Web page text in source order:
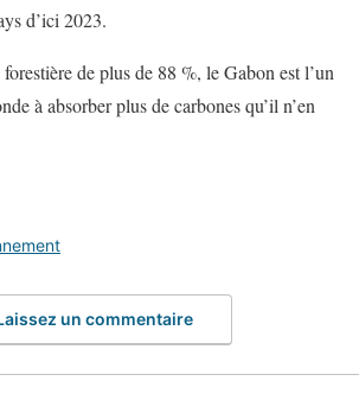
d’ici 2023.
de plus de 88 %, le Gabon est l’un
à absorber plus de carbones qu’il n’en
un commentaire